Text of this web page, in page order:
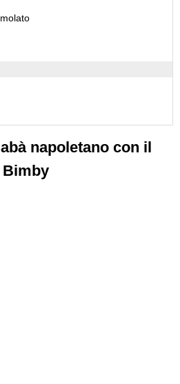
napoletano con il
Bimby